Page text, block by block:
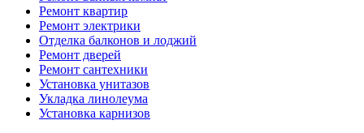
Ремонт квартир
Ремонт электрики
Отделка балконов и лоджий
Ремонт дверей
Ремонт сантехники
Установка унитазов
Укладка линолеума
Установка карнизов